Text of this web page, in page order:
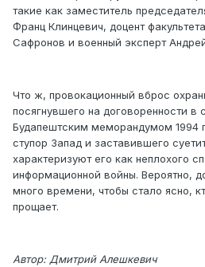
такие как заместитель
Франц Клинцевич, доцент
Сафронов и военный эксперт
Что ж, провокационный вброс
посягнувшего на договоренности в
Будапештским меморандумом 1994
ступор Запад и заставившего
характеризуют его как неплохого
информационной войны. Вероятно,
много времени, чтобы стало ясно,
прощает.
Автор: Дмитрий Алешкевич